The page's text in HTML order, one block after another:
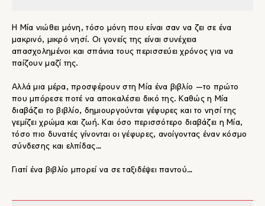
Η Μία νιώθει μόνη, τόσο μόνη που είναι σαν να ζει σε ένα
μακρινό, μικρό νησί. Οι γονείς της είναι συνέχεια
απασχολημένοι και σπάνια τους περισσεύει χρόνος για να
παίζουν μαζί της.
Αλλά μια μέρα, προσφέρουν στη Μία ένα βιβλίο ―το πρώτο
που μπόρεσε ποτέ να αποκαλέσει δικό της. Καθώς η Μία
διαβάζει το βιβλίο, δημιουργούνται γέφυρες και το νησί της
γεμίζει χρώμα και ζωή. Και όσο περισσότερο διαβάζει η Μία,
τόσο πιο δυνατές γίνονται οι γέφυρες, ανοίγοντας έναν κόσμο
σύνδεσης και ελπίδας…
Γιατί ένα βιβλίο μπορεί να σε ταξιδέψει παντού…